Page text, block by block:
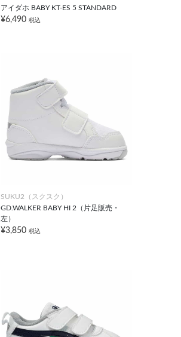
アイダホ BABY KT-ES 5 STANDARD
¥6,490 税込
SUKU2（スクスク）
GD.WALKER BABY HI 2（片足販売・
左）
¥3,850 税込